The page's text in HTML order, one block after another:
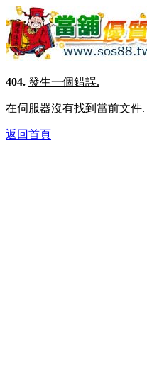
404. 發生一個錯誤.
在伺服器沒有找到當前文件.
返回首頁